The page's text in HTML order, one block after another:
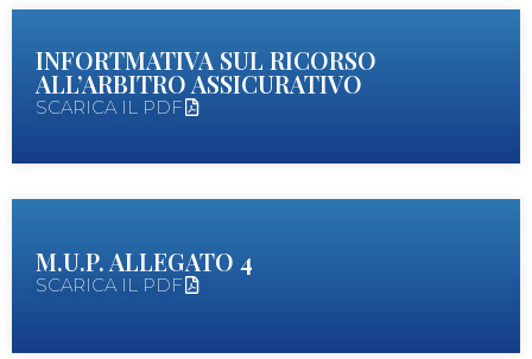
INFORTMATIVA SUL RICORSO
ALL’ARBITRO ASSICURATIVO
SCARICA IL PDF
M.U.P. ALLEGATO 4
SCARICA IL PDF